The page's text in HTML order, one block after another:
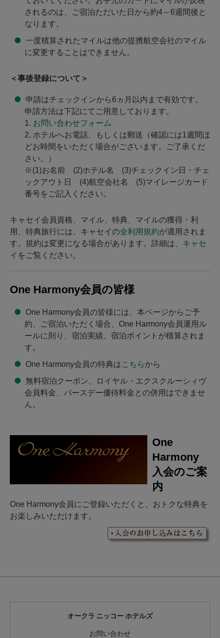
されるのは、ご宿泊ただいた日から約4～6週間後と
なります。
一度積算されたマイルは他の提携航空会社のマイル
に変更することはできません。
＜事後登録について＞
申請はチェックインから6ヵ月以内まで有効です。
申請方法は下記にてご用意しております。
1. お問い合わせフォーム
2. ホテルへお電話、もしくは郵送（確認には1週間ほ
どお時間をいただく場合がございます。ご了承くだ
さい。）
※(1)お名前 (2)ホテル名 (3)チェックイン日・チェ
ックアウト日 (4)航空会社名 (5)マイレージカード
番号をご記入ください。
キャセイ会員資格、マイル、特典、マイルの獲得・利
用、特典旅行には、キャセイの全利用規約が適用されま
す。規約は変更になる場合があります。詳細は、 キャセ
イ をご覧ください。
One Harmony会員の皆様
One Harmony会員の皆様には、本ページからご予
約、ご宿泊いただく場合、One Harmony会員運用ル
ールに則り、宿泊実績、宿泊ポイントが積算されま
す。
One Harmony会員の特典はこちらから
無料宿泊クーポン、ロイヤル・エクスクルーシィヴ
会員料金、バースデー優待料金との併用はできませ
ん。
One
Harmony
入会のご案
内
One Harmony会員にご登録いただくと、おトクな特典を
お楽しみいただけます。
オークラ ニッコー ホテルズ
お問い合わせ